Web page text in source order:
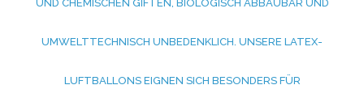
UND CHEMISCHEN GIFTEN, BIOLOGISCH ABBAUBAR UND
UMWELTTECHNISCH UNBEDENKLICH. UNSERE LATEX-
LUFTBALLONS EIGNEN SICH BESONDERS FÜR